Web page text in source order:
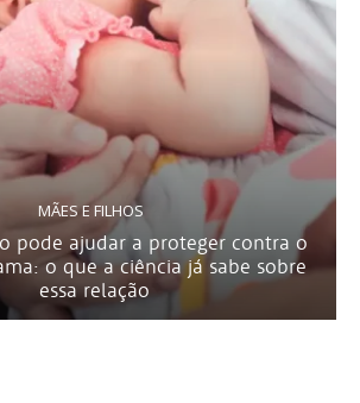
MÃES E FILHOS
pode ajudar a proteger contra o
o que a ciência já sabe sobre
essa relação